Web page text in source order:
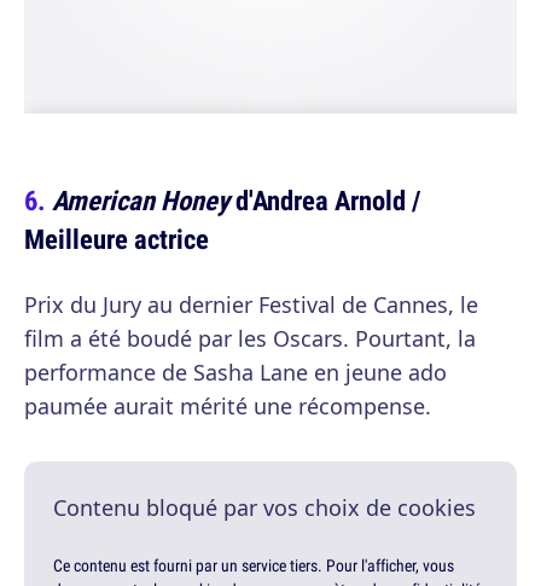
American Honeyd'Andrea Arnold /
Meilleure actrice
Prix du Jury au dernier Festival de Cannes, le
film a été boudé par les Oscars. Pourtant, la
performance de Sasha Lane en jeune ado
paumée aurait mérité une récompense.
Contenu bloqué par vos choix de cookies
Ce contenu est fourni par un service tiers. Pour l'afficher, vous